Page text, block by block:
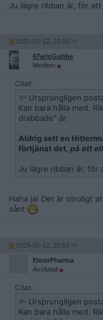
Ju lägre ribban är, för
2025-07-12, 20:15
67arigGubbe
Medlem
Citat:
Ursprungligen
Kan bara hålla med.
drabbade" är.
Aldrig sett en
förtjänat det, på ett
Ju lägre ribban är, för
Haha ja! Det är otroligt
sånt
2025-07-12, 20:19
ElexirPharma
Avslutad
Citat:
Ursprungligen
Kan bara hålla med.